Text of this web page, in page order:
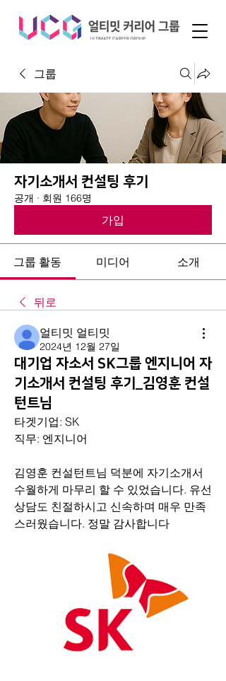
그룹
자기소개서 컨설팅 후기
공개 · 회원 166명
가입
그룹 활동 미디어 소개
뒤로
얼티밋 얼티밋
2024년 12월 27일
대기업 자소서 SK그룹 엔지니어 자
기소개서 컨설팅 후기_김영훈 컨설
턴트님
타겟기업: SK
직무: 엔지니어
김영훈 컨설턴트님 덕분에 자기소개서
수월하게 마무리 할 수 있었습니다. 유선
상담도 친절하시고 신속하며 매우 만족
스러웠습니다. 정말 감사합니다